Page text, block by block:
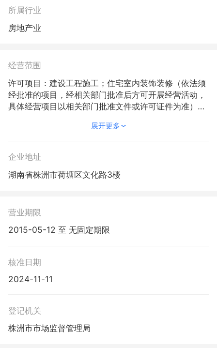
所属行业
房地产业
经营范围
许可项目：建设工程施工；住宅室内装饰装修（依法须
经批准的项目，经相关部门批准后方可开展经营活动，
具体经营项目以相关部门批准文件或许可证件为准）一
的资产管理服务；停车场服务；居民日常生活服务；物
主开展经营活动）
展开更多
企业地址
湖南省株洲市荷塘区文化路3楼
营业期限
2015-05-12 至 无固定期限
核准日期
2024-11-11
登记机关
株洲市市场监督管理局